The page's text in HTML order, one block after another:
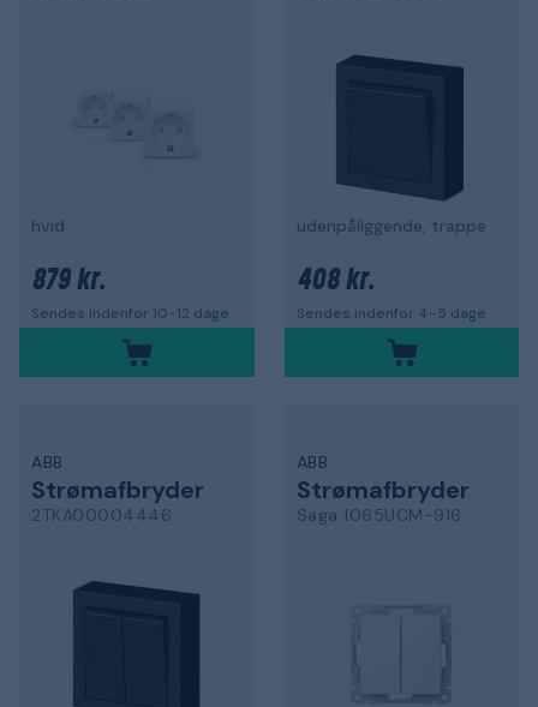
hvid
879 kr.
Sendes indenfor 10-12 dage
udenpåliggende, trappe
408 kr.
Sendes indenfor 4-5 dage
ABB
Strømafbryder
2TKA00004446
ABB
Strømafbryder
Saga 1065UCM-916